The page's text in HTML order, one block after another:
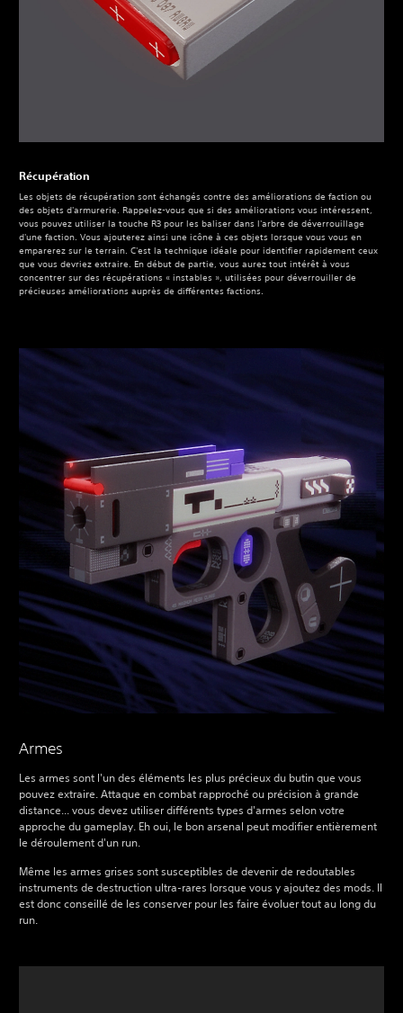
Récupération
Les objets de récupération sont échangés contre des améliorations de faction ou
des objets d'armurerie. Rappelez-vous que si des améliorations vous intéressent,
vous pouvez utiliser la touche R3 pour les baliser dans l'arbre de déverrouillage
d'une faction. Vous ajouterez ainsi une icône à ces objets lorsque vous vous en
emparerez sur le terrain. C'est la technique idéale pour identifier rapidement ceux
que vous devriez extraire. En début de partie, vous aurez tout intérêt à vous
concentrer sur des récupérations « instables », utilisées pour déverrouiller de
précieuses améliorations auprès de différentes factions.
Armes
Les armes sont l'un des éléments les plus précieux du butin que vous
pouvez extraire. Attaque en combat rapproché ou précision à grande
distance... vous devez utiliser différents types d'armes selon votre
approche du gameplay. Eh oui, le bon arsenal peut modifier entièrement
le déroulement d'un run.
Même les armes grises sont susceptibles de devenir de redoutables
instruments de destruction ultra-rares lorsque vous y ajoutez des mods. Il
est donc conseillé de les conserver pour les faire évoluer tout au long du
run.